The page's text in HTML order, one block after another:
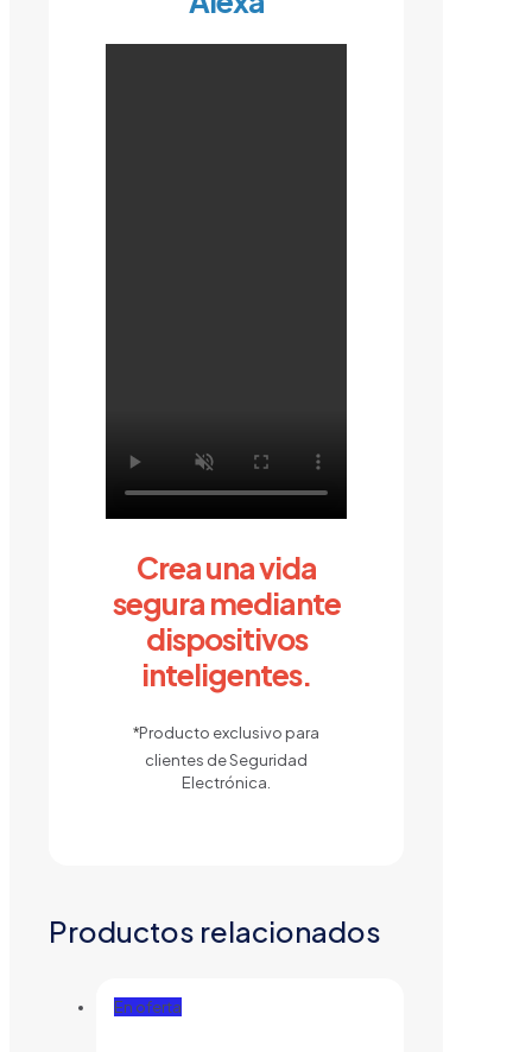
Crea una vida
segura mediante
dispositivos
inteligentes.
*Producto exclusivo para
clientes de Seguridad
Electrónica.
Productos relacionados
En oferta